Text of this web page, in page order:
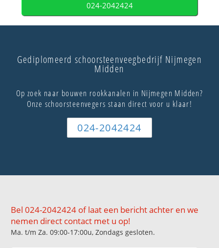
024-2042424
Gediplomeerd schoorsteenveegbedrijf Nijmegen
Midden
Op zoek naar bouwen rookkanalen in Nijmegen Midden?
Onze schoorsteenvegers staan direct voor u klaar!
024-2042424
Bel 024-2042424 of laat een bericht achter en we
nemen direct contact met u op!
Ma. t/m Za. 09:00-17:00u, Zondags gesloten.